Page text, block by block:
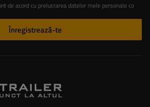
personale conținute în formularul de contact în conformitate cu Regulamentul Parlamentului European și al Consiliului (UE)
Înregistrează-te